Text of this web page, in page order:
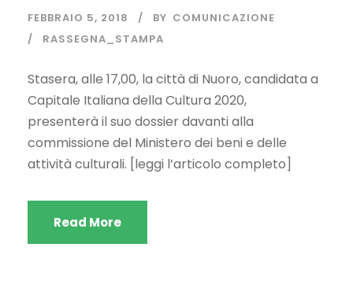
FEBBRAIO 5, 2018 BY COMUNICAZIONE
RASSEGNA_STAMPA
Stasera, alle 17,00, la città di Nuoro, candidata a
Capitale Italiana della Cultura 2020,
presenterà il suo dossier davanti alla
commissione del Ministero dei beni e delle
attività culturali. [leggi l’articolo completo]
Read More